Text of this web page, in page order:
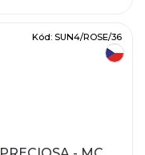
Kód: SUN4/ROSE/36